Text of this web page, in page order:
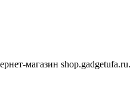
магазин shop.gadgetufa.ru.